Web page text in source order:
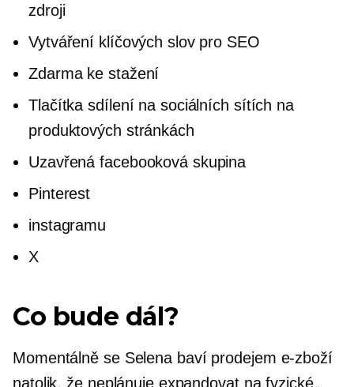
zdroji
Vytváření klíčových slov pro SEO
Zdarma ke stažení
Tlačítka sdílení na sociálních sítích na
produktových stránkách
Uzavřená facebooková skupina
Pinterest
instagramu
X
Co bude dál?
Momentálně se Selena baví prodejem e-zboží
natolik, že neplánuje expandovat na fyzické.